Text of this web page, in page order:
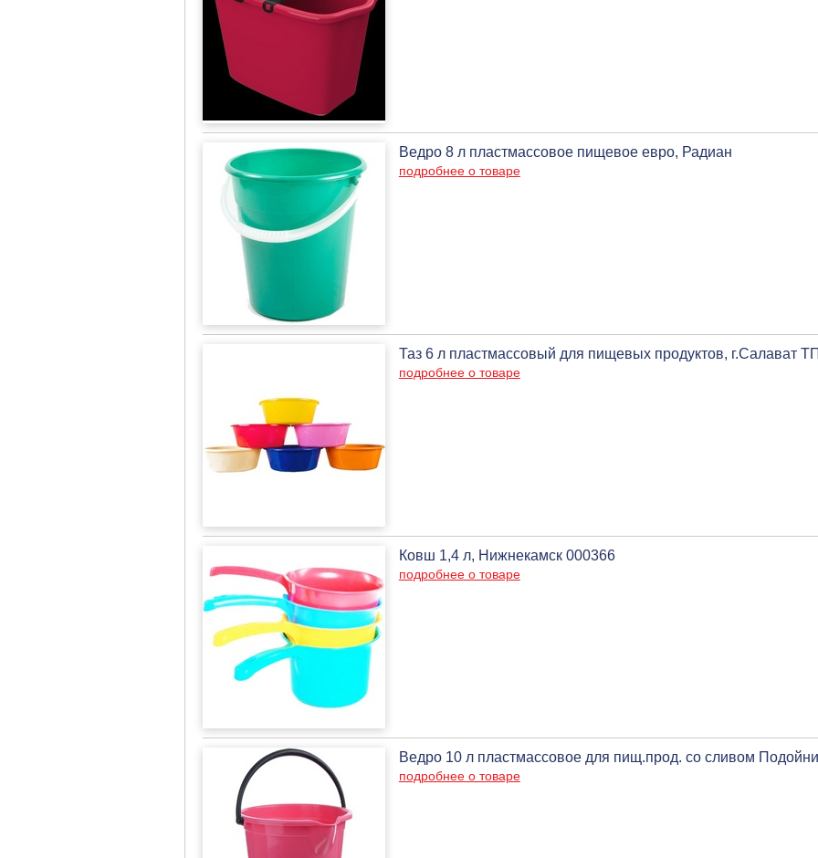
Ведро 8 л пластмассовое пищевое евро, Радиан
подробнее о товаре
Таз 6 л пластмассовый для пищевых продуктов, г.Салават
подробнее о товаре
Ковш 1,4 л, Нижнекамск 000366
подробнее о товаре
Ведро 10 л пластмассовое для пищ.прод. со сливом
подробнее о товаре